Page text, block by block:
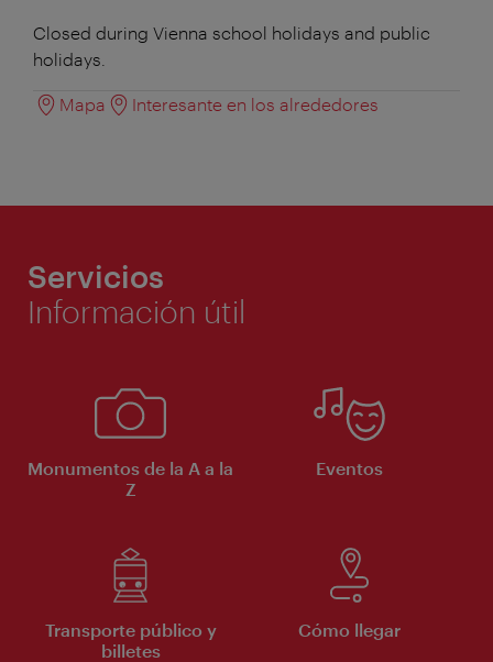
Closed during Vienna school holidays and public
holidays.
Mapa Interesante en los alrededores
Servicios
Información útil
Monumentos de la A a la
Z
Eventos
Transporte público y
billetes
Cómo llegar